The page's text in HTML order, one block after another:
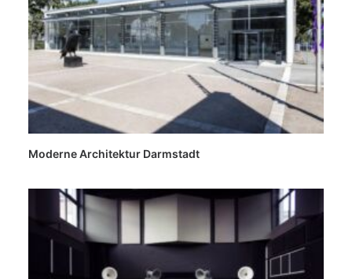
Moderne Architektur Darmstadt